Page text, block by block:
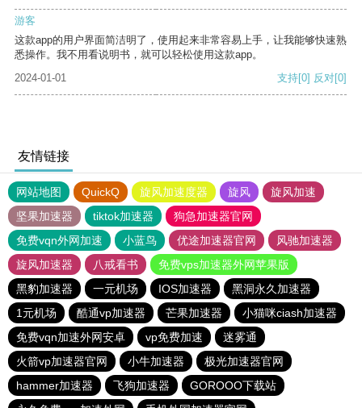
游客
这款app的用户界面简洁明了，使用起来非常容易上手，让我能够快速熟
悉操作。我不用看说明书，就可以轻松使用这款app。
2024-01-01
支持[0] 反对[0]
友情链接
网站地图 QuickQ 旋风加速度器 旋风
旋风加速
坚果加速器
tiktok加速器
狗急加速器官网
免费vqn外网加速
小蓝鸟 优途加速器官网
风驰加速器
旋风加速器
八戒看书
免费vps加速器外网苹果版
黑豹加速器
一元机场 IOS加速器
黑洞永久加速器
1元机场
酷通vp加速器 芒果加速器
小猫咪ciash加速器
免费vqn加速外网安卓
vp免费加速
迷雾通
火箭vp加速器官网
小牛加速器
极光加速器官网
hammer加速器
飞狗加速器
GOROOO下载站